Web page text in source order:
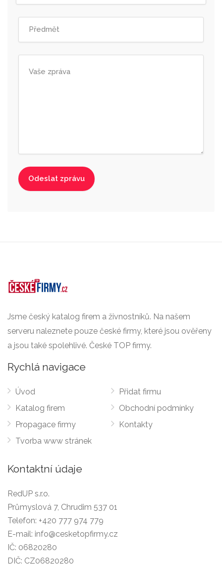
Jsme český katalog firem a živnostníků. Na našem
serveru naleznete pouze české firmy, které jsou ověřeny
a jsou také spolehlivé. České TOP firmy.
Rychlá navigace
Úvod
Katalog firem
Propagace firmy
Tvorba www stránek
Přidat firmu
Obchodní podmínky
Kontakty
Kontaktní údaje
RedUP s.r.o.
Průmyslová 7, Chrudim 537 01
Telefon: +420 777 974 779
E-mail: info@cesketopfirmy.cz
IČ: 06820280
DIČ: CZ06820280